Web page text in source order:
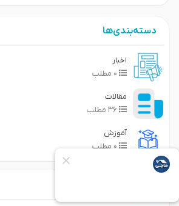
ارسال
دسته‌بندی‌ها
اخبار
مقالات
آموزش